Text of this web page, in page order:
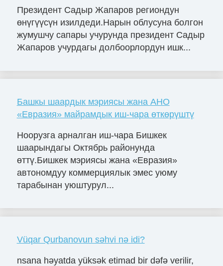
Президент Садыр Жапаров региондун
өнүгүүсүн изилдеди.Нарын облусуна болгон
жумушчу сапары учурунда президент Садыр
Жапаров учурдагы долбоорлордун ишк...
Башкы шаардык мэриясы жана АНО
«Евразия» майрамдык иш-чара өткөрүштү
Ноорузга арналган иш-чара Бишкек
шаарындагы Октябрь районунда
өттү.Бишкек мэриясы жана «Евразия»
автономдуу коммерциялык эмес уюму
тарабынан уюштурул...
Vüqar Qurbanovun səhvi nə idi?
nsana həyatda yüksək etimad bir dəfə verilir,